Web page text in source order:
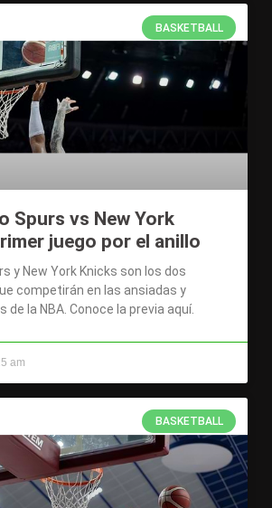
BASKETBALL
Spurs vs New York
juego por el anillo
y New York Knicks son los dos
competirán en las ansiadas y
de la NBA. Conoce la previa aquí.
am
BASKETBALL